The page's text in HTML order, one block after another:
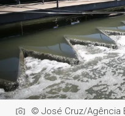
© José Cruz/Agência